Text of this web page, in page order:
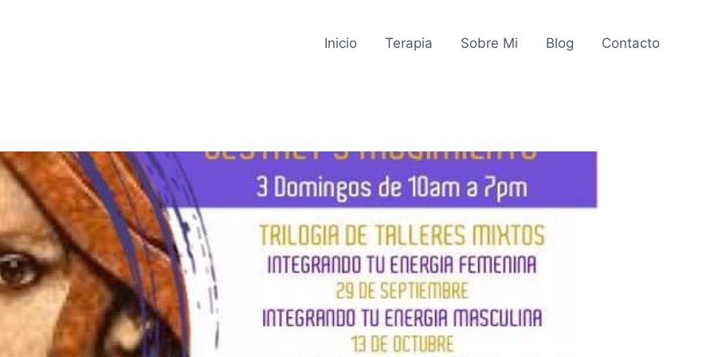
Inicio Terapia Sobre Mi Blog Contacto